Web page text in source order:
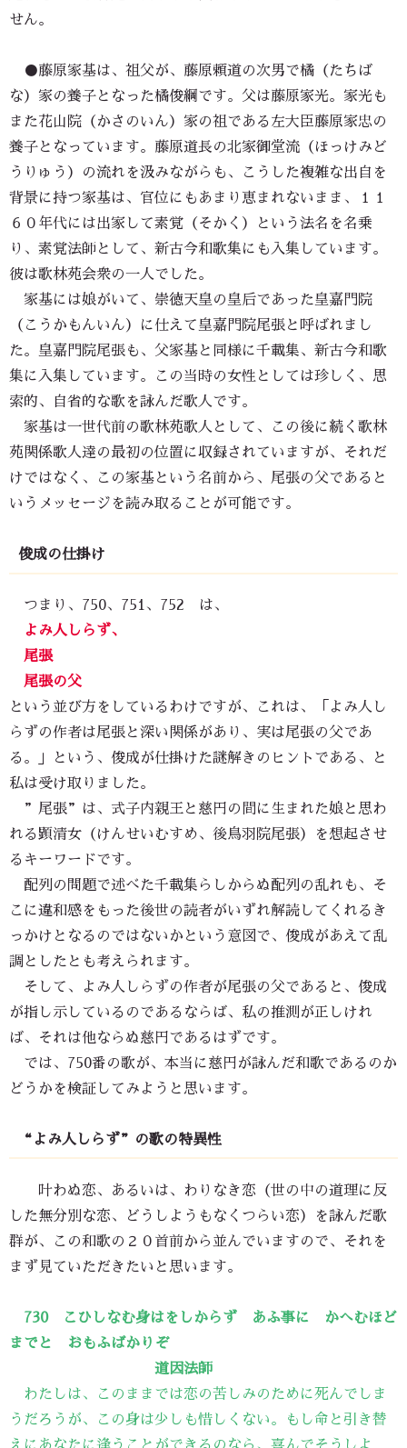
せん。
●藤原家基は、祖父が、藤原頼道の次男で橘（たちば
な）家の養子となった橘俊綱です。父は藤原家光。家光も
また花山院（かさのいん）家の祖である左大臣藤原家忠の
養子となっています。藤原道長の北家御堂流（ほっけみど
うりゅう）の流れを汲みながらも、こうした複雑な出自を
背景に持つ家基は、官位にもあまり恵まれないまま、１１
６０年代には出家して素覚（そかく）という法名を名乗
り、素覚法師として、新古今和歌集にも入集しています。
彼は歌林苑会衆の一人でした。
家基には娘がいて、崇徳天皇の皇后であった皇嘉門院
（こうかもんいん）に仕えて皇嘉門院尾張と呼ばれまし
た。皇嘉門院尾張も、父家基と同様に千載集、新古今和歌
集に入集しています。この当時の女性としては珍しく、思
索的、自省的な歌を詠んだ歌人です。
家基は一世代前の歌林苑歌人として、この後に続く歌林
苑関係歌人達の最初の位置に収録されていますが、それだ
けではなく、この家基という名前から、尾張の父であると
いうメッセージを読み取ることが可能です。
俊成の仕掛け
つまり、750、751、752 は、
よみ人しらず、
尾張
尾張の父
という並び方をしているわけですが、これは、「よみ人し
らずの作者は尾張と深い関係があり、実は尾張の父であ
る。」という、俊成が仕掛けた謎解きのヒントである、と
私は受け取りました。
”尾張”は、式子内親王と慈円の間に生まれた娘と思わ
れる顕清女（けんせいむすめ、後鳥羽院尾張）を想起させ
るキーワードです。
配列の問題で述べた千載集らしからぬ配列の乱れも、そ
こに違和感をもった後世の読者がいずれ解読してくれるき
っかけとなるのではないかという意図で、俊成があえて乱
調としたとも考えられます。
そして、よみ人しらずの作者が尾張の父であると、俊成
が指し示しているのであるならば、私の推測が正しけれ
ば、それは他ならぬ慈円であるはずです。
では、750番の歌が、本当に慈円が詠んだ和歌であるのか
どうかを検証してみようと思います。
“よみ人しらず”の歌の特異性
叶わぬ恋、あるいは、わりなき恋（世の中の道理に反
した無分別な恋、どうしようもなくつらい恋）を詠んだ歌
群が、この和歌の２０首前から並んでいますので、それを
まず見ていただきたいと思います。
730 こひしなむ身はをしからず あふ事に かへむほど
までと おもふばかりぞ
道因法師
わたしは、このままでは恋の苦しみのために死んでしま
うだろうが、この身は少しも惜しくない。もし命と引き替
えにあなたに逢うことができるのなら、喜んでそうしよ